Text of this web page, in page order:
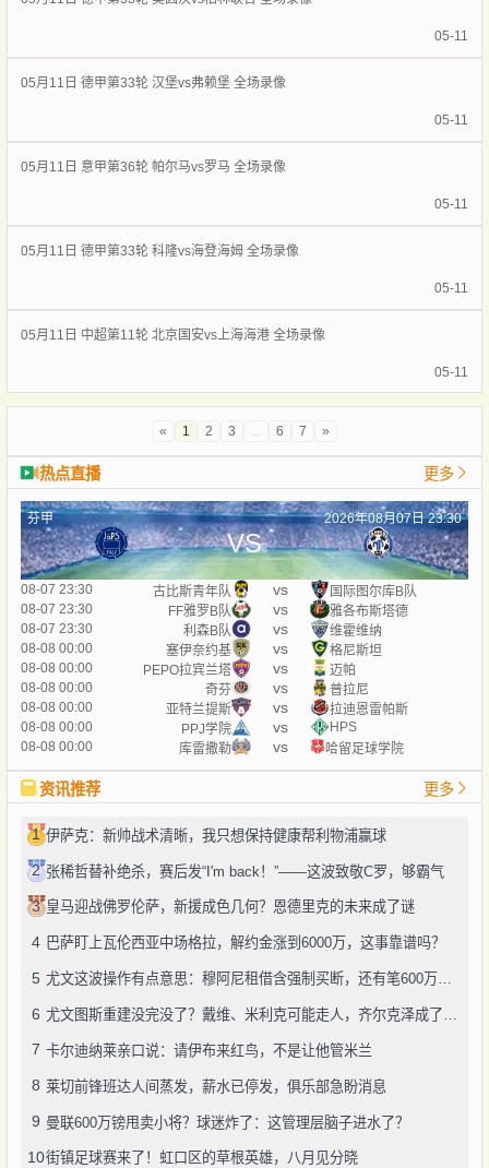
05-11
05月11日 德甲第33轮 汉堡vs弗赖堡 全场录像
05-11
05月11日 意甲第36轮 帕尔马vs罗马 全场录像
05-11
05月11日 德甲第33轮 科隆vs海登海姆 全场录像
05-11
05月11日 中超第11轮 北京国安vs上海海港 全场录像
05-11
« 1 2 3 ... 6 7 »
热点直播 更多
芬甲 2026年08月07日 23:30
VS
08-07 23:30 古比斯青年队 vs
国际图尔库B队
08-07 23:30
FF雅罗B队 vs
雅各布斯塔德
08-07 23:30
利森B队 vs
维霍维纳
08-08 00:00
塞伊奈约基 vs
格尼斯坦
08-08 00:00
PEPO拉宾兰塔 vs
迈帕
08-08 00:00
奇芬 vs
普拉尼
08-08 00:00
亚特兰提斯 vs
拉迪恩雷帕斯
08-08 00:00
PPJ学院 vs
HPS
08-08 00:00
库雷撒勒 vs 哈留足球学院
资讯推荐 更多
1 伊萨克：新帅战术清晰，我只想保持健康帮利物浦赢球
2 张稀哲替补绝杀，赛后发“I'm back！”——这波致敬C罗，够霸气
3 皇马迎战佛罗伦萨，新援成色几何？恩德里克的未来成了谜
4 巴萨盯上瓦伦西亚中场格拉，解约金涨到6000万，这事靠谱吗？
5 尤文这波操作有点意思：穆阿尼租借含强制买断，还有笔600万奖金悬了
6 尤文图斯重建没完没了？戴维、米利克可能走人，齐尔克泽成了新目标
7 卡尔迪纳莱亲口说：请伊布来红鸟，不是让他管米兰
8 莱切前锋班达人间蒸发，薪水已停发，俱乐部急盼消息
9 曼联600万镑甩卖小将？球迷炸了：这管理层脑子进水了？
10街镇足球赛来了！虹口区的草根英雄，八月见分晓